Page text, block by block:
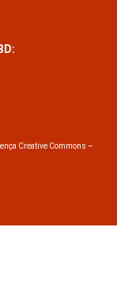
Creative Commons –